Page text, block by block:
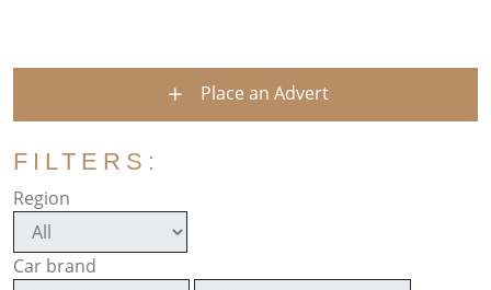
Place an Advert
FILTERS:
Region
Car brand